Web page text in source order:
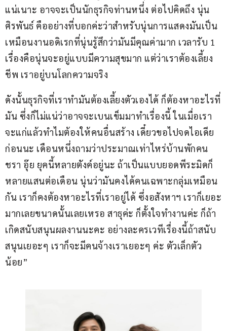
แน่เนาะ อาจจะเป็นนักธุรกิจท่านหนึ่ง ต่อไปคิดถึง นุ่น
ศิรพันธ์ คืออย่างที่บอกค่ะว่าสำหรับนุ่นการแสดงมันเป็น
เหมือนงานอดิเรกที่นุ่นรู้สึกว่ามันมีคุณค่ามาก เวลารับ 1
เรื่องคือนุ่นจะอยู่แบบมีความสุขมาก แต่ว่าเราต้องเลี้ยง
ชีพ เราอยู่บนโลกความจริง
ดังนั้นธุรกิจที่เราทำมันต้องเลี้ยงตัวเองได้ ก็ต้องหาอะไรที่
มัน ซึ่งก็ไม่แน่ว่าอาจจะเบนเข็มมาทำเรื่องนี้ ในเมื่อเรา
จะแก่แล้วทำไมต้องให้คนอื่นสร้าง เดี๋ยวขอไปจดไอเดีย
ก่อนนะ เดือนหนึ่งถามว่าประมาณเท่าไหร่บ้านพักคน
ชรา อุ๊ย ยุคนี้หลายตังค์อยู่นะ ถ้าเป็นแบบยอดพีระมิดก็
หลายแสนต่อเดือน นุ่นว่ามันคงได้คนเฉพาะกลุ่มเหมือน
กัน เราก็คงต้องหาอะไรที่เราอยู่ได้ ซึ่งอสังหาฯ เราก็เยอะ
มากเลยขนาดนั้นเลยเหรอ สาธุค่ะ ก็ตั้งใจทำงานค่ะ ก็ถ้า
เกิดสนับสนุนผลงานนะคะ อย่างละครเวทีเรื่องนี้ถ้าสนับ
สนุนเยอะๆ เราก็จะมีคนจ้างเราเยอะๆ ค่ะ ตัวเล็กตัว
น้อย”